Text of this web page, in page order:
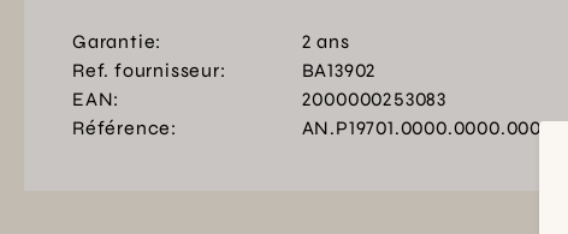
Garantie:
2 ans
Ref. fournisseur:
BA13902
EAN:
2000000253083
Référence:
AN.P19701.0000.0000.0000